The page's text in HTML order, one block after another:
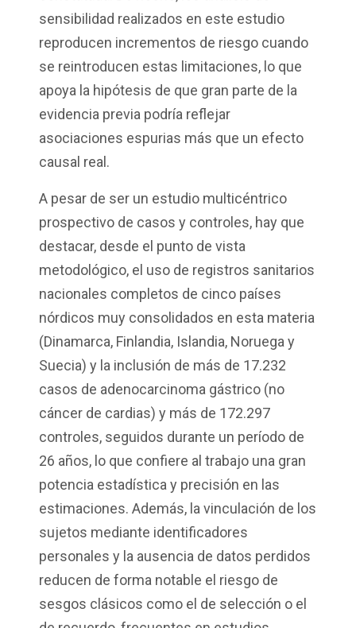
sensibilidad realizados en este estudio
reproducen incrementos de riesgo cuando
se reintroducen estas limitaciones, lo que
apoya la hipótesis de que gran parte de la
evidencia previa podría reflejar
asociaciones espurias más que un efecto
causal real.
A pesar de ser un estudio multicéntrico
prospectivo de casos y controles, hay que
destacar, desde el punto de vista
metodológico, el uso de registros sanitarios
nacionales completos de cinco países
nórdicos muy consolidados en esta materia
(Dinamarca, Finlandia, Islandia, Noruega y
Suecia) y la inclusión de más de 17.232
casos de adenocarcinoma gástrico (no
cáncer de cardias) y más de 172.297
controles, seguidos durante un período de
26 años, lo que confiere al trabajo una gran
potencia estadística y precisión en las
estimaciones. Además, la vinculación de los
sujetos mediante identificadores
personales y la ausencia de datos perdidos
reducen de forma notable el riesgo de
sesgos clásicos como el de selección o el